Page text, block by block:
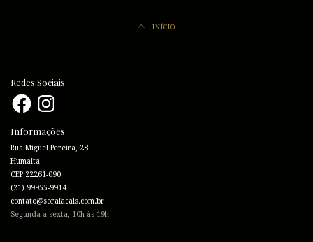
INÍCIO
Redes Sociais
FacebookInstagram
Informações
Rua Miguel Pereira, 28
Humaitá
CEP 22261-090
(21) 99955-9914
contato@soraiacals.com.br
Segunda a sexta, 10h às 19h